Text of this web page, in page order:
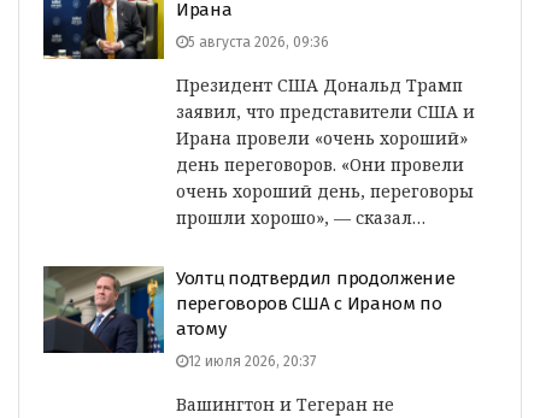
Ирана
5 августа 2026, 09:36
Президент США Дональд Трамп
заявил, что представители США и
Ирана провели «очень хороший»
день переговоров. «Они провели
очень хороший день, переговоры
прошли хорошо», — сказал…
Уолтц подтвердил продолжение
переговоров США с Ираном по
атому
12 июля 2026, 20:37
Вашингтон и Тегеран не